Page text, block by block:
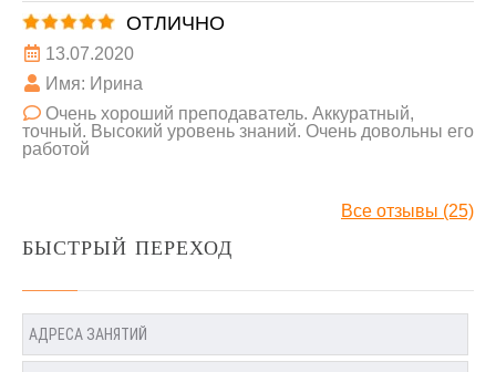
ОТЛИЧНО
13.07.2020
Имя: Ирина
Очень хороший преподаватель. Аккуратный,
точный. Высокий уровень знаний. Очень довольны его
работой
Все отзывы (25)
БЫСТРЫЙ ПЕРЕХОД
АДРЕСА ЗАНЯТИЙ